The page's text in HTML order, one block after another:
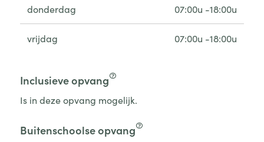
donderdag 07:00u -18:00u
vrijdag 07:00u -18:00u
Inclusieve opvang
Is in deze opvang mogelijk.
Buitenschoolse opvang